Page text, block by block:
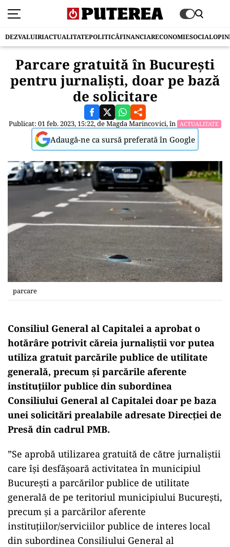
DEZVALUIRIACTUALITATEPOLITICĂFINANCIARECONOMIESOCIAL
Parcare gratuită în București
pentru jurnaliști, doar pe bază
de solicitare
Publicat: 01 feb. 2023, 15:22, deMagda Marincovici, în ACTUALITATE
Adaugă-ne ca sursă preferată în Google
parcare
Consiliul General al Capitalei a aprobat o
hotărâre potrivit căreia jurnaliștii vor putea
utiliza gratuit parcările publice de utilitate
generală, precum şi parcările aferente
instituţiilor publice din subordinea
Consiliului General al Capitalei doar pe baza
unei solicitări prealabile adresate Direcţiei de
Presă din cadrul PMB.
”Se aprobă utilizarea gratuită de către jurnaliştii
care îşi desfăşoară activitatea în municipiul
Bucureşti a parcărilor publice de utilitate
generală de pe teritoriul municipiului Bucureşti,
precum şi a parcărilor aferente
instituţiilor/serviciilor publice de interes local
din subordinea Consiliului General al